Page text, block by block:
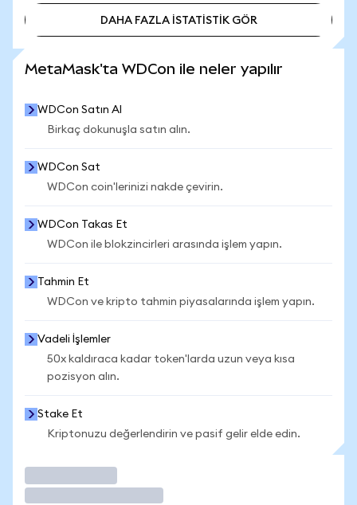
DAHA FAZLA İSTATİSTİK GÖR
MetaMask'ta WDCon ile neler yapılır
WDCon Satın Al
Birkaç dokunuşla satın alın.
WDCon Sat
WDCon coin'lerinizi nakde çevirin.
WDCon Takas Et
WDCon ile blokzincirleri arasında işlem yapın.
Tahmin Et
WDCon ve kripto tahmin piyasalarında işlem yapın.
Vadeli İşlemler
50x kaldıraca kadar token'larda uzun veya kısa
pozisyon alın.
Stake Et
Kriptonuzu değerlendirin ve pasif gelir elde edin.